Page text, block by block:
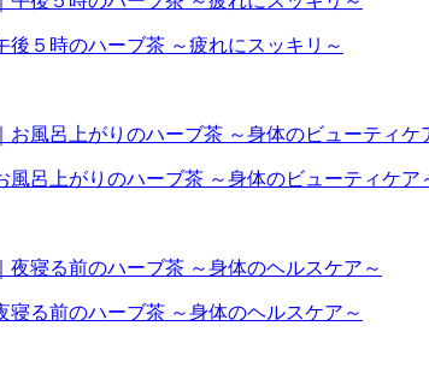
後５時のハーブ茶 ～疲れにスッキリ～
風呂上がりのハーブ茶 ～身体のビューティケア
寝る前のハーブ茶 ～身体のヘルスケア～